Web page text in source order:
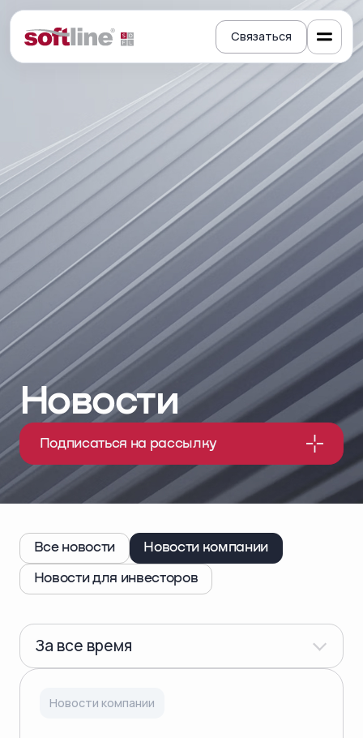
Связаться
Новости
Подписаться на рассылку
Все новости Новости компании
Новости для инвесторов
За все время
Новости компании